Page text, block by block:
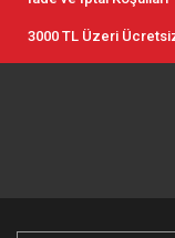
3000 TL Üzeri